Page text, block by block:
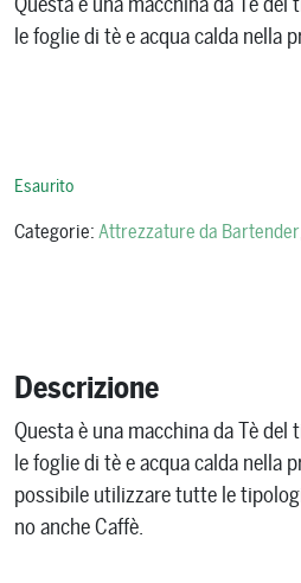
le foglie di tè e acqua calda nella
Esaurito
Categorie: Attrezzature da Bartender
Descrizione
Questa è una macchina da Tè del
le foglie di tè e acqua calda nella
possibile utilizzare tutte le
no anche Caffè.